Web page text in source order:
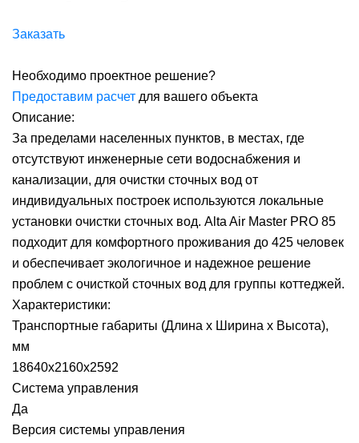
Заказать
Необходимо проектное решение?
Предоставим расчет для вашего объекта
Описание:
За пределами населенных пунктов, в местах, где
отсутствуют инженерные сети водоснабжения и
канализации, для очистки сточных вод от
индивидуальных построек используются локальные
установки очистки сточных вод. Alta Air Master PRO 85
подходит для комфортного проживания до 425 человек
и обеспечивает экологичное и надежное решение
проблем с очисткой сточных вод для группы коттеджей.
Характеристики:
Транспортные габариты (Длина х Ширина х Высота),
мм
18640х2160х2592
Система управления
Да
Версия системы управления